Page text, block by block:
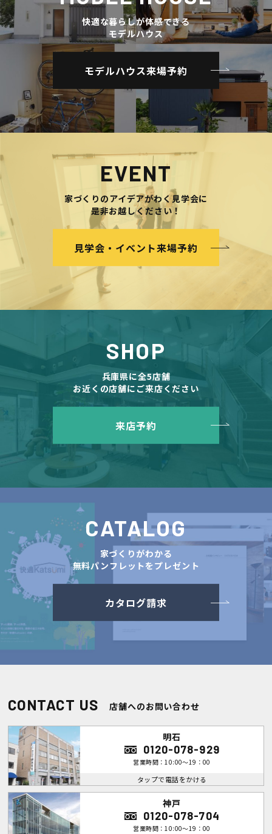
快適な暮らしが体感できる
モデルハウス
モデルハウス来場予約
EVENT
家づくりのアイデアがわく見学会に
是非お越しください！
見学会・イベント来場予約
SHOP
兵庫県に全5店舗
お近くの店舗にご来店ください
来店予約
CATALOG
家づくりがわかる
無料パンフレットをプレゼント
カタログ請求
CONTACT US 店舗へのお問い合わせ
明石
0120-078-929
営業時間：10:00～19：00
タップで電話をかける
神戸
0120-078-704
営業時間：10:00～19：00